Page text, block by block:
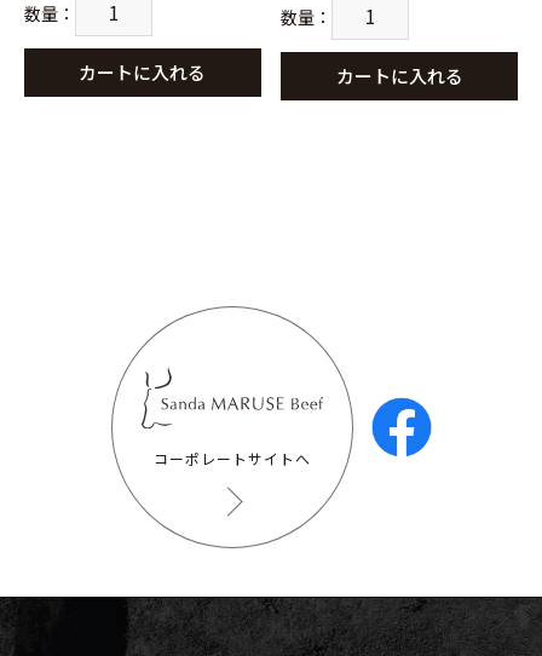
数量 ：
カートに入れる
数量 ：
カートに入れる
コーポレートサイトへ